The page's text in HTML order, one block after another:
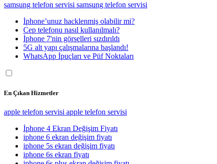
samsung telefon servisi samsung telefon servisi
İphone’unuz hacklenmiş olabilir mi?
Cep telefonu nasıl kullanılmalı?
İphone 7'nin görselleri sızdırıldı
5G alt yapı çalışmalarına başlandı!
WhatsApp İpuçları ve Püf Noktaları
En Çıkan Hizmetler
apple telefon servisi apple telefon servisi
İphone 4 Ekran Değişim Fiyatı
iphone 6 ekran değişim fiyatı
iphone 5s ekran değişim fiyatı
iphone 6s ekran fiyatı